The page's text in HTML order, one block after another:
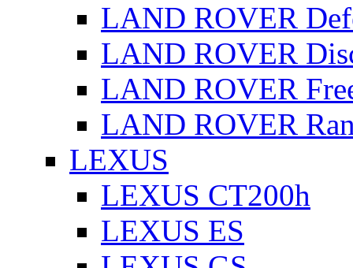
LAND ROVER
LAND ROVER
LAND ROVER
LAND ROVER
LEXUS
LEXUS CT200h
LEXUS ES